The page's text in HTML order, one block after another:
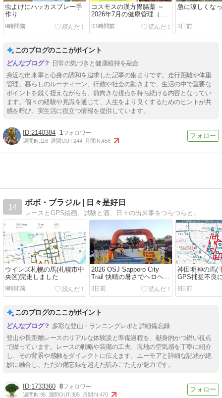
虫よけにハッカスプレー手
作り
9時間前
コスモスの漢方胃腸薬 ～
2026年7月の健康管理（続
き）
33時間前
急に涼しくな
3日前
このブログのここがポイント
日常の気づきと健康維持を融合
身近な出来事と心身の調和を追求した記事の集まりです。走行距離や体重
管理、暮らしのルーティーン、行政や社会の動きまで、生活の中で重要な
ポイントを鋭く捉えながらも、前向きな視点を持ち続ける内容となってい
ます。個々の経験や見識を通じて、人生をより良くするためのヒントが共
感を呼び、実生活に役立つ情報を提供しています。
2140384 1
週間IN:116 週間OUT:244 月間IN:456
14
ボボ・ブラジル | 日々是好日
レースとGPS絵画、試験と酒、日々の出来事をつらつらと。
ウインズ札幌の馬(札幌市中
央区)完走しました
9時間前
2026 OSJ Sapporo City
Trail 快晴の暑さでヘロヘロ
になるもエイドとスライド
を楽しみ9時間40分強で完
走
3日前
神田明神の馬(
GPS捕捉不良
8日前
このブログのここがポイント
多彩な登山・ランニングレポと詳細備忘録
登山や長距離レースのリアルな体験談と準備過程を、献身的かつ鋭い視点
で綴っています。レースの戦略や装備の工夫、現地の空気感を丁寧に紹介
し、その背景や感触をダイレクトに伝えます。ユーモアと詳細な記述が絶
妙に融合し、ただの備忘録を超えた読みごたえが魅力です。
1733360 8
週間IN:95 週間OUT:305 月間IN:470